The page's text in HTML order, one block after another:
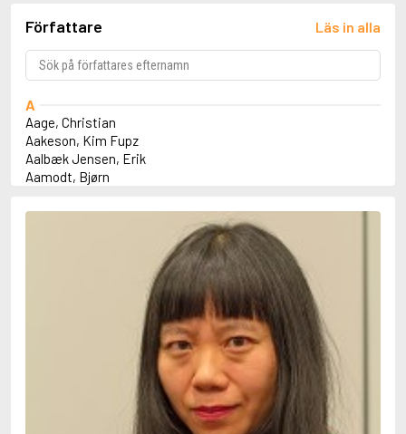
Författare Läs in alla
A
Aage, Christian
Aakeson, Kim Fupz
Aalbæk Jensen, Erik
Aamodt, Bjørn
Abbey, Kieran
Abdel-Fattah, Randa
Abrahams, Peter (f. 1919)